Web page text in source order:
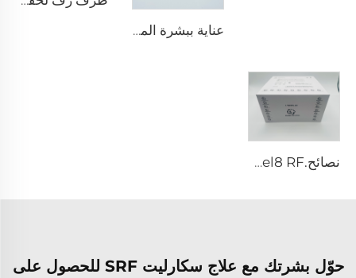
عناية ببشرة الميكرونيدلينغ بالرف مع أطراف سيلفيروم X XB-49
نصائح.pixel8 RF
حوّل بشرتك مع علاج سكارليت SRF للحصول على